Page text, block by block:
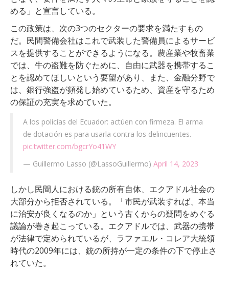
める」と宣言している。
この政策は、次の3つのセクターの要求を満たすもの
だ。民間警備会社はこれで武装した警備員によるサービ
スを提供することができるようになる。農産業や牧畜業
では、牛の盗難を防ぐために、自由に武器を携帯するこ
とを認めてほしいという要望があり、また、金融分野で
は、銀行強盗が頻発し始めているため、資産を守るため
の保証の充実を求めていた。
A los policías del Ecuador: actúen con firmeza. El arma
de dotación es para usarla contra los delincuentes.
pic.twitter.com/bgcrYo41WY
— Guillermo Lasso (@LassoGuillermo) April 14, 2023
しかし民間人における銃の所有自体、エクアドル社会の
大部分から拒否されている。「市民が武装すれば、本当
に治安が良くなるのか」という古くからの疑問をめぐる
議論が巻き起こっている。エクアドルでは、武器の携帯
が法律で定められているが、ラファエル・コレア大統領
時代の2009年には、銃の所持が一定の条件の下で停止さ
れていた。